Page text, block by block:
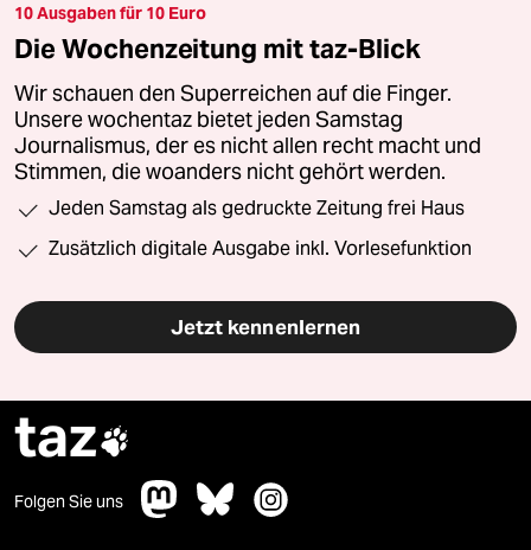
10 Ausgaben für 10 Euro
Die Wochenzeitung mit taz-Blick
Wir schauen den Superreichen auf die Finger.
Unsere wochentaz bietet jeden Samstag
Journalismus, der es nicht allen recht macht und
Stimmen, die woanders nicht gehört werden.
Jeden Samstag als gedruckte Zeitung frei Haus
Zusätzlich digitale Ausgabe inkl. Vorlesefunktion
Jetzt kennenlernen
taz
Folgen Sie uns